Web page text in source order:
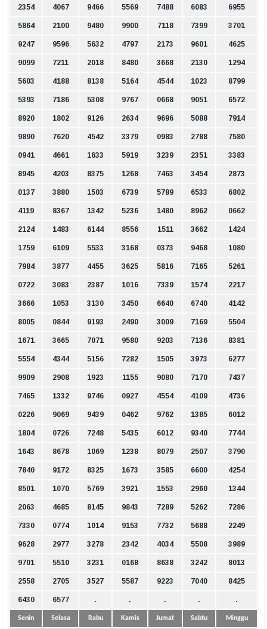
2354 4067 9466 5569 7488 6083 6955
5864 2100 9480 9900 7118 7399 3701
9247 9596 5632 4797 2173 9601 4625
9099 7211 2018 8480 3668 2130 1294
5603 4188 8138 5164 4544 1023 8799
5393 7186 5308 9767 0668 9051 6572
8920 1802 9126 2634 9696 5088 7914
9890 7620 4542 3379 0983 2788 7580
0941 4661 1633 5919 3239 2351 3383
8945 4203 8375 1268 7463 3454 2873
0137 3880 1503 6739 5789 6533 6802
4119 8367 1342 5236 1480 8962 0662
2124 1483 6144 8556 1511 3662 1424
1759 6109 5533 3168 0373 9468 1080
7984 3877 4455 3625 5816 7165 5261
0722 3083 2387 1016 7339 1574 2217
3666 1053 3130 3450 6640 6740 4142
8005 0844 9193 2490 3009 7169 5504
1671 3665 7071 9580 9203 7136 8381
5554 4344 5156 7282 1505 3973 6277
9909 2908 1923 1155 9080 7170 7437
7465 1332 9746 0927 4554 4109 4736
0226 9069 9439 0462 9762 1385 6012
1804 0726 7248 5435 6012 9340 7744
1643 8678 1069 1238 8079 2507 3790
7840 9172 8325 1673 3585 6600 4254
8501 1070 5769 3921 1553 2960 1344
2063 4685 8145 9843 7289 5262 7286
7330 0774 1014 9153 7732 5688 2249
9628 2977 3278 2342 4034 5508 3989
9701 5510 3231 0168 8638 3242 8013
2558 2705 3527 5587 9223 7040 8425
6430 6577 . . . . .
Senin Selasa Rabu Kamis Jumat Sabtu Minggu